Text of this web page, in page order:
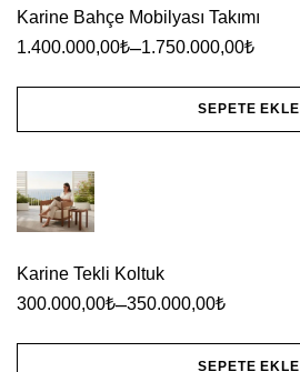
fazla
varyasyonu
var.
Seçenekler
sayfasından
seçilebilir
Karine Bahçe Mobilyası Takımı
1.400.000,00₺–1.750.000,00₺
SEPETE EKLE
ürünün
birden
varyasyonu
var.
Seçenekler
Karine Tekli Koltuk
300.000,00₺–350.000,00₺
SEPETE EKLE